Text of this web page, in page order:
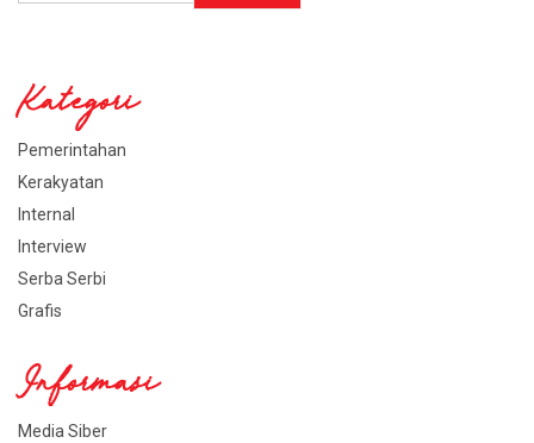
Kategori
Pemerintahan
Kerakyatan
Internal
Interview
Serba Serbi
Grafis
Informasi
Media Siber